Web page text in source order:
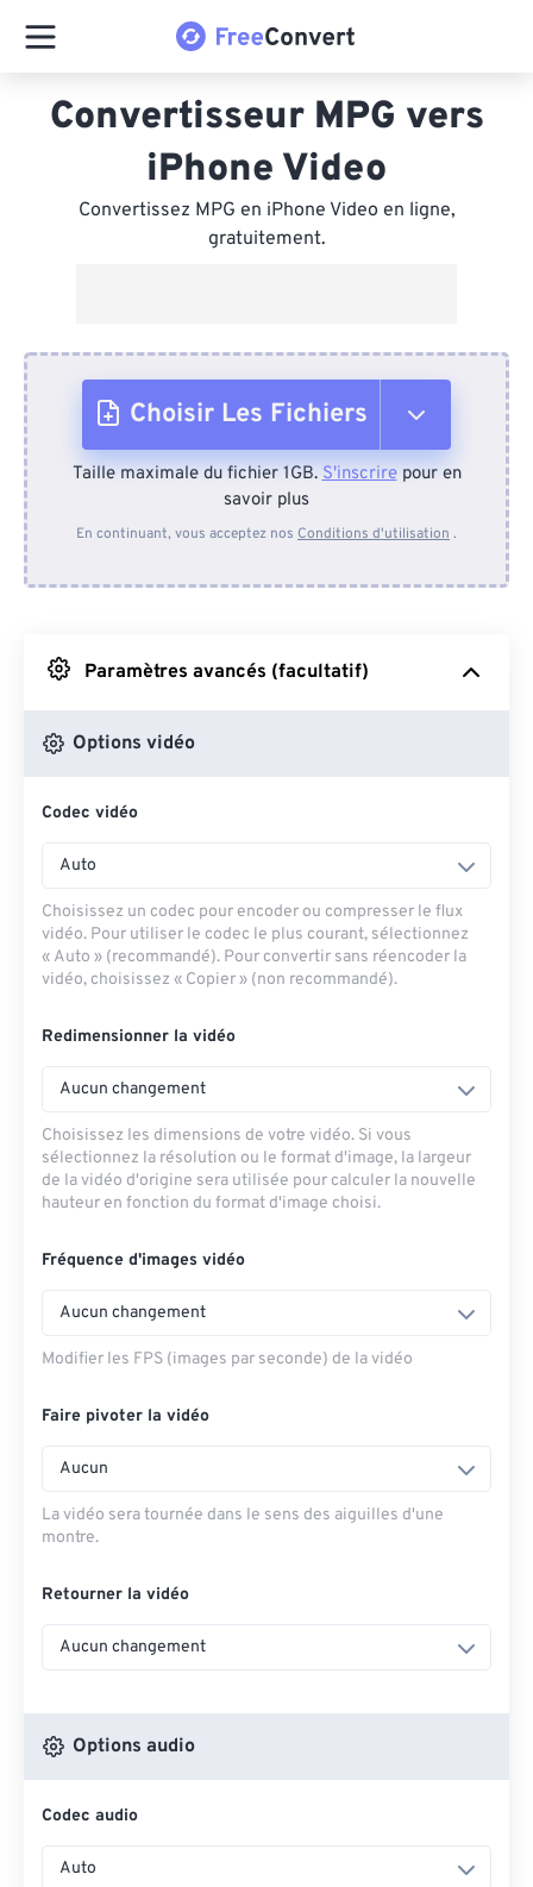
Convertisseur MPG vers
iPhone Video
Convertissez MPG en iPhone Video en ligne,
gratuitement.
Choisir Les Fichiers
Depuis l'appareil
Depuis Google Drive
Depuis OneDrive
Taille maximale du fichier 1GB.S'inscrirepour en
savoir plus
En continuant, vous acceptez nos Conditions d'utilisation .
Paramètres avancés (facultatif)
Options vidéo
Codec vidéo
Auto
Choisissez un codec pour encoder ou compresser le flux
vidéo. Pour utiliser le codec le plus courant, sélectionnez
« Auto » (recommandé). Pour convertir sans réencoder la
vidéo, choisissez « Copier » (non recommandé).
Redimensionner la vidéo
Aucun changement
Choisissez les dimensions de votre vidéo. Si vous
sélectionnez la résolution ou le format d'image, la largeur
de la vidéo d'origine sera utilisée pour calculer la nouvelle
hauteur en fonction du format d'image choisi.
Fréquence d'images vidéo
Aucun changement
Modifier les FPS (images par seconde) de la vidéo
Faire pivoter la vidéo
Aucun
La vidéo sera tournée dans le sens des aiguilles d'une
montre.
Retourner la vidéo
Aucun changement
Options audio
Codec audio
Auto